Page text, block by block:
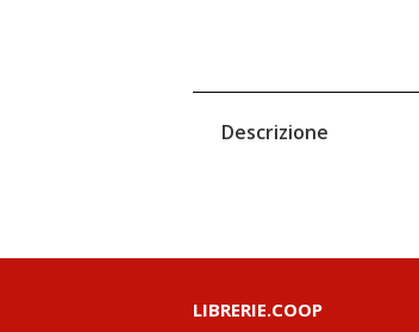
Descrizione
LIBRERIE.COOP